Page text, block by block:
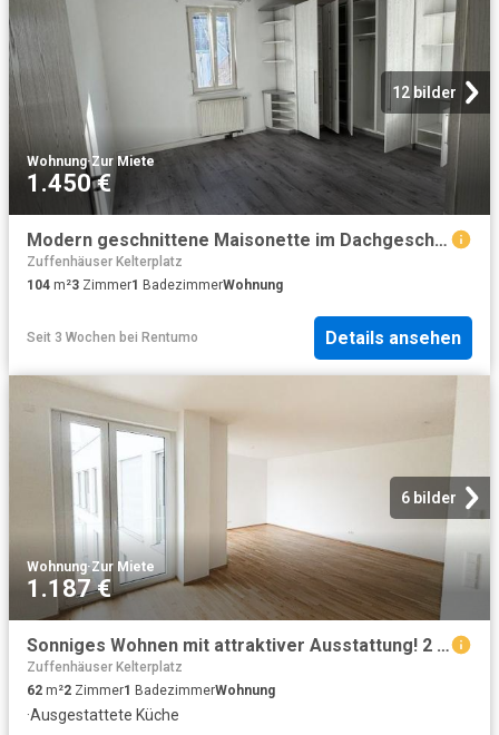
12 bilder
Wohnung·Zur Miete
1.450 €
Modern geschnittene Maisonette im Dachgeschoss — zentrumsnah in Stuttgart‑Feuerbach
Zuffenhäuser Kelterplatz
104 m²3 Zimmer1 BadezimmerWohnung
Seit 3 Wochen bei Rentumo Details ansehen
6 bilder
Wohnung·Zur Miete
1.187 €
Sonniges Wohnen mit attraktiver Ausstattung! 2 Zimmer Wohnung mit EBK
Zuffenhäuser Kelterplatz
62 m²2 Zimmer1 BadezimmerWohnung
·Ausgestattete Küche